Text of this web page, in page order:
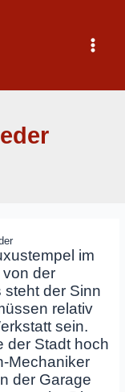
Main
Menu
im
der
steht der Sinn
relativ
sein.
der Stadt hoch
Mechaniker
der Garage